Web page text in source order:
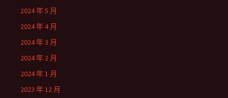
2024 年 5 月
2024 年 4 月
2024 年 3 月
2024 年 2 月
2024 年 1 月
2023 年 12 月